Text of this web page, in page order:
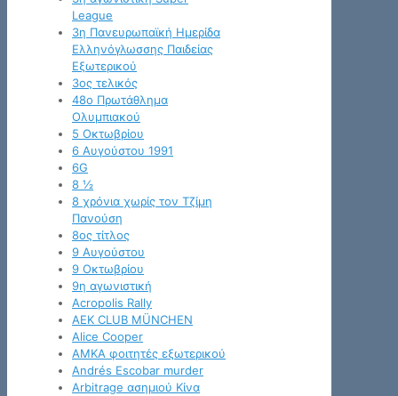
League
3η Πανευρωπαϊκή Ημερίδα
Ελληνόγλωσσης Παιδείας
Εξωτερικού
3ος τελικός
48ο Πρωτάθλημα
Ολυμπιακού
5 Οκτωβρίου
6 Αυγούστου 1991
6G
8 ½
8 χρόνια χωρίς τον Τζίμη
Πανούση
8ος τίτλος
9 Αυγούστου
9 Οκτωβρίου
9η αγωνιστική
Acropolis Rally
AEK CLUB MÜNCHEN
Alice Cooper
AMKA φοιτητές εξωτερικού
Andrés Escobar murder
Arbitrage ασημιού Κίνα